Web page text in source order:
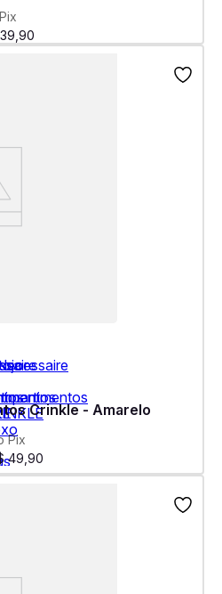
39 90
Crinkle - Amarelo
Pix
49 90